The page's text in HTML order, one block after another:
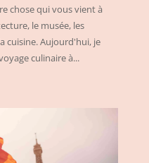
chose qui vous vient à
le musée, les
cuisine. Aujourd'hui, je
culinaire à...